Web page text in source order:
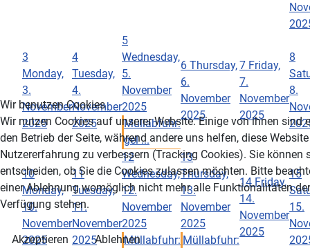
3
Monday,
3.
November
2025
4
Tuesday,
4.
November
2025
5
Wednesday,
5.
November
2025
Müllabfuhr:
gel ...
6 Thursday,
6.
November
2025
7 Friday,
7.
November
2025
8
8.
10
Monday,
10.
November
2025
11
Tuesday,
11.
November
2025
12
Wednesday,
12.
November
2025
Müllabfuhr:
13
Thursday,
13.
November
2025
Müllabfuhr:
14 Friday,
14.
November
2025
15
15.
Wir benutzen Cookies
Wir nutzen Cookies auf unserer Website. Einige von ihnen sind
den Betrieb der Seite, während andere uns helfen, diese
Nutzererfahrung zu verbessern (Tracking Cookies). Sie können
entscheiden, ob Sie die Cookies zulassen möchten. Bitte
einer Ablehnung womöglich nicht mehr alle Funktionalitäten
Verfügung stehen.
Akzeptieren
Ablehnen